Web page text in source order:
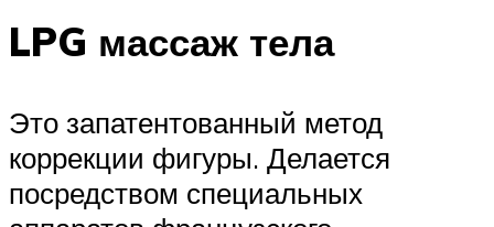
LPG массаж тела
Это запатентованный метод
коррекции фигуры. Делается
посредством специальных